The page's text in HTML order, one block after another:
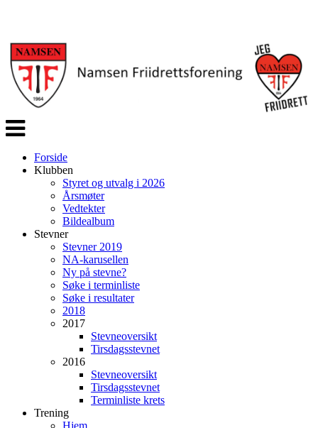
Veksle
navigasjon
Forside
Klubben
Styret og utvalg i 2026
Årsmøter
Vedtekter
Bildealbum
Stevner
Stevner 2019
NA-karusellen
Ny på stevne?
Søke i terminliste
Søke i resultater
2018
2017
Stevneoversikt
Tirsdagsstevnet
2016
Stevneoversikt
Tirsdagsstevnet
Terminliste krets
Trening
Hjem